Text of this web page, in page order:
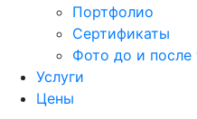
Портфолио
Сертификаты
Фото до и после
Услуги
Цены